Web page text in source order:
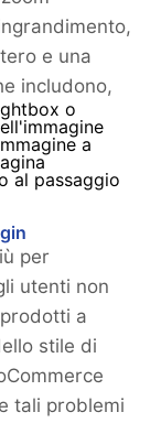
e una
includono,
o
a
al passaggio
per
utenti non
a
stile di
tali problemi